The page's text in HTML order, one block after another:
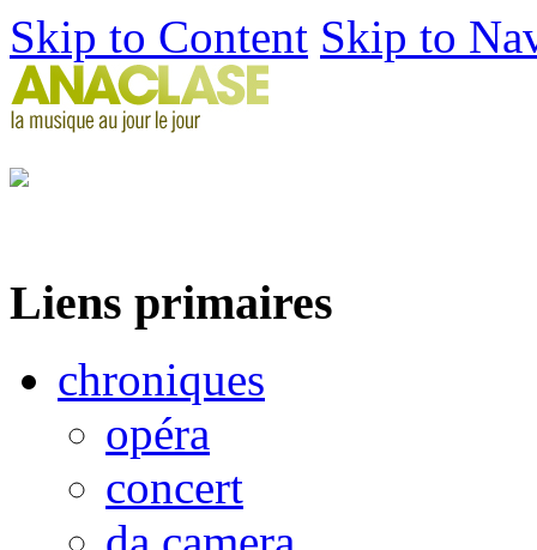
Skip to Content Skip to
Liens primaires
chroniques
opéra
concert